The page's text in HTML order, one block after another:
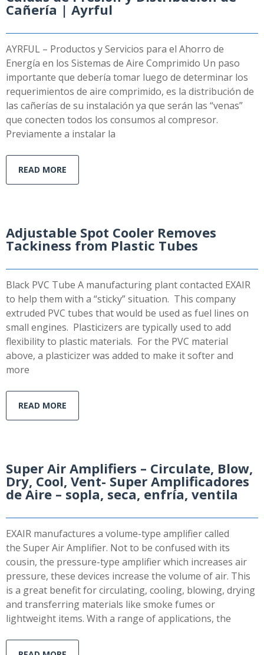
Cañería | Ayrful
AYRFUL – Productos y Servicios para el Ahorro de
Energía en los Sistemas de Aire Comprimido Un paso
importante que debería tomar luego de determinar los
requerimientos de aire comprimido, es la distribución de
las cañerías de su instalación ya que serán las “venas”
que conecten todos los consumos al compresor.
Previamente a instalar la
READ MORE
Adjustable Spot Cooler Removes
Tackiness from Plastic Tubes
Black PVC Tube A manufacturing plant contacted EXAIR
to help them with a “sticky” situation. This company
extruded PVC tubes that would be used as fuel lines on
small engines. Plasticizers are typically used to add
flexibility to plastic materials. For the PVC material
above, a plasticizer was added to make it softer and
more
READ MORE
Super Air Amplifiers – Circulate, Blow,
Dry, Cool, Vent- Super Amplificadores
de Aire – sopla, seca, enfría, ventila
EXAIR manufactures a volume-type amplifier called
the Super Air Amplifier. Not to be confused with its
cousin, the pressure-type amplifier which increases air
pressure, these devices increase the volume of air. This
is a great benefit for circulating, cooling, blowing, drying
and transferring materials like smoke fumes or
lightweight items. With a range of applications, the